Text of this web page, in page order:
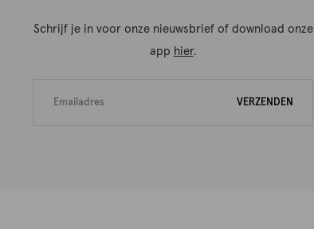
Schrijf je in voor onze nieuwsbrief of download onze
app hier.
VERZENDEN